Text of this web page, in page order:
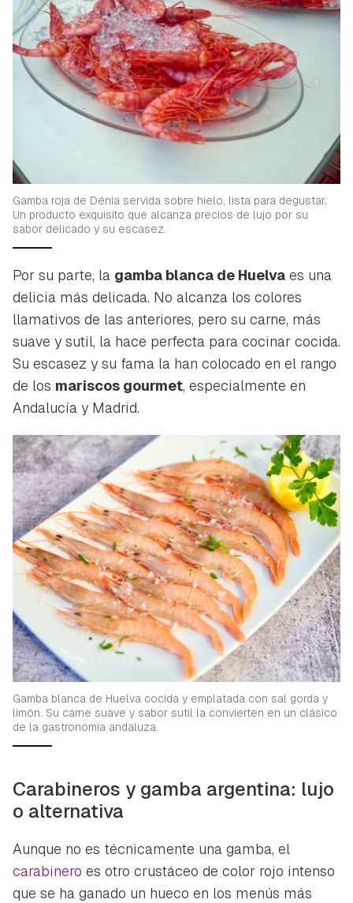
Guardar como favorito
Para poder guardar como favorito, primero has de
iniciar sesión con tu cuenta de Hogarmanía.
INICIAR SESIÓN CANCELAR
Gamba roja de Dénia servida sobre hielo, lista para degustar.
Un producto exquisito que alcanza precios de lujo por su
sabor delicado y su escasez.
Por su parte, la gamba blanca de Huelva es una
delicia más delicada. No alcanza los colores
llamativos de las anteriores, pero su carne, más
suave y sutil, la hace perfecta para cocinar cocida.
Su escasez y su fama la han colocado en el rango
de los mariscos gourmet, especialmente en
Andalucía y Madrid.
Gamba blanca de Huelva cocida y emplatada con sal gorda y
limón. Su carne suave y sabor sutil la convierten en un clásico
de la gastronomía andaluza.
Carabineros y gamba argentina: lujo
o alternativa
Aunque no es técnicamente una gamba, el
carabinero es otro crustáceo de color rojo intenso
que se ha ganado un hueco en los menús más
Contenido enviado
Gracias por suscribirte a nuestro boletín.
ACEPTAR